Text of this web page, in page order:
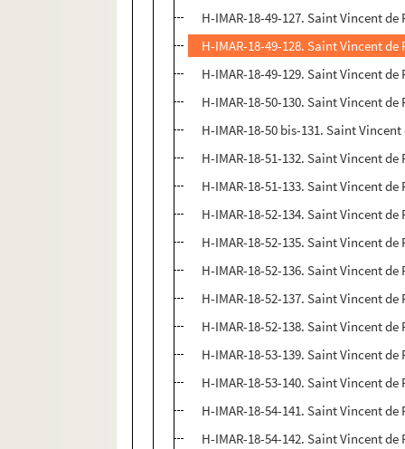
H-IMAR-18-49-127. Saint Vincent de
H-IMAR-18-49-128. Saint Vincent de
H-IMAR-18-49-129. Saint Vincent de
H-IMAR-18-50-130. Saint Vincent
H-IMAR-18-50 bis-131. Saint
H-IMAR-18-51-132. Saint Vincent
H-IMAR-18-51-133. Saint Vincent
H-IMAR-18-52-134. Saint Vincent de
H-IMAR-18-52-135. Saint Vincent de
H-IMAR-18-52-136. Saint Vincent de
H-IMAR-18-52-137. Saint Vincent de
H-IMAR-18-52-138. Saint Vincent de
H-IMAR-18-53-139. Saint Vincent de
H-IMAR-18-53-140. Saint Vincent de
H-IMAR-18-54-141. Saint Vincent de
H-IMAR-18-54-142. Saint Vincent de